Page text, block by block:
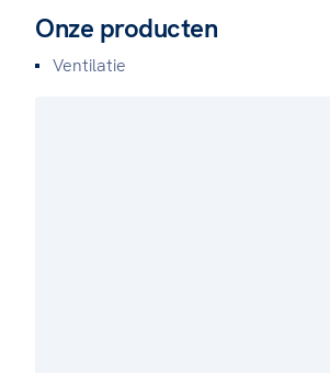
Onze producten
Ventilatie